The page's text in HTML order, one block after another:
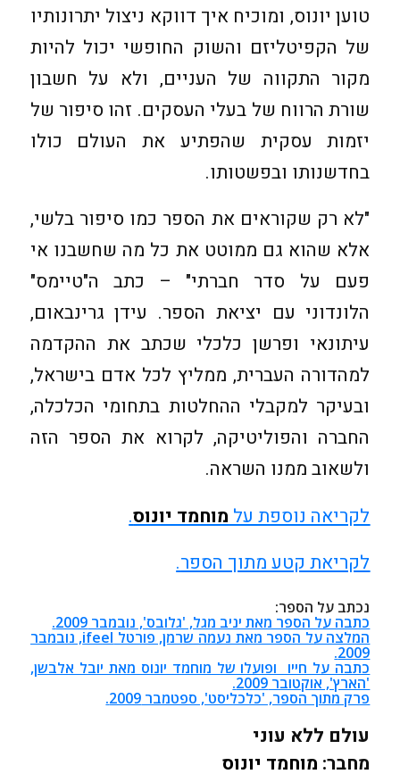
טוען יונוס, ומוכיח איך דווקא ניצול יתרונותיו
של הקפיטליזם והשוק החופשי יכול להיות
מקור התקווה של העניים, ולא על חשבון
שורת הרווח של בעלי העסקים. זהו סיפור של
יזמות עסקית שהפתיע את העולם כולו
בחדשנותו ובפשטותו.
"לא רק שקוראים את הספר כמו סיפור בלשי,
אלא שהוא גם ממוטט את כל מה שחשבנו אי
פעם על סדר חברתי" – כתב ה"טיימס"
הלונדוני עם יציאת הספר. עידן גרינבאום,
עיתונאי ופרשן כלכלי שכתב את ההקדמה
למהדורה העברית, ממליץ לכל אדם בישראל,
ובעיקר למקבלי ההחלטות בתחומי הכלכלה,
החברה והפוליטיקה, לקרוא את הספר הזה
ולשאוב ממנו השראה.
לקריאה נוספת על מוחמד יונוס.
לקריאת קטע מתוך הספר.
נכתב על הספר:
כתבה על הספר מאת יניב מגל, 'גלובס', נובמבר 2009.
המלצה על הספר מאת נעמה שרמן, פורטל ifeel, נובמבר
2009.
כתבה על חייו ופועלו של מוחמד יונוס מאת יובל אלבשן,
'הארץ', אוקטובר 2009.
פרק מתוך הספר, 'כלכליסט', ספטמבר 2009.
עולם ללא עוני
מחבר: מוחמד יונוס